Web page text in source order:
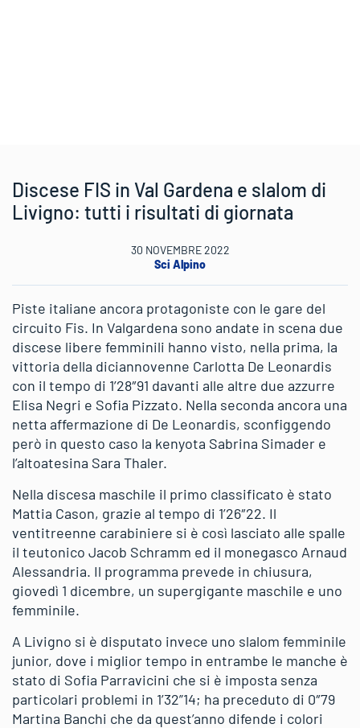
Discese FIS in Val Gardena e slalom di
Livigno: tutti i risultati di giornata
30 NOVEMBRE 2022
Sci Alpino
Piste italiane ancora protagoniste con le gare del
circuito Fis. In Valgardena sono andate in scena due
discese libere femminili hanno visto, nella prima, la
vittoria della diciannovenne Carlotta De Leonardis
con il tempo di 1’28″91 davanti alle altre due azzurre
Elisa Negri e Sofia Pizzato. Nella seconda ancora una
netta affermazione di De Leonardis, sconfiggendo
però in questo caso la kenyota Sabrina Simader e
l’altoatesina Sara Thaler.
Nella discesa maschile il primo classificato è stato
Mattia Cason, grazie al tempo di 1’26″22. Il
ventitreenne carabiniere si è così lasciato alle spalle
il teutonico Jacob Schramm ed il monegasco Arnaud
Alessandria. Il programma prevede in chiusura,
giovedì 1 dicembre, un supergigante maschile e uno
femminile.
A Livigno si è disputato invece uno slalom femminile
junior, dove i miglior tempo in entrambe le manche è
stato di Sofia Parravicini che si è imposta senza
particolari problemi in 1’32”14; ha preceduto di 0″79
Martina Banchi che da quest’anno difende i colori